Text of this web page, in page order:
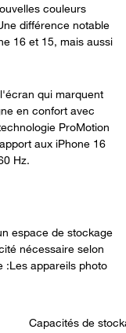
couleurs
différence notable
16 et 15, mais aussi
qui marquent
en confort avec
ProMotion
aux iPhone 16
Hz.
espace de stockage
nécessaire selon
:Les appareils photo
Capacités de